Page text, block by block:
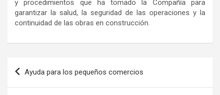
y procedimientos que ha tomado la Compañía para
garantizar la salud, la seguridad de las operaciones y la
continuidad de las obras en construcción.
Navegación
Ayuda para los pequeños comercios